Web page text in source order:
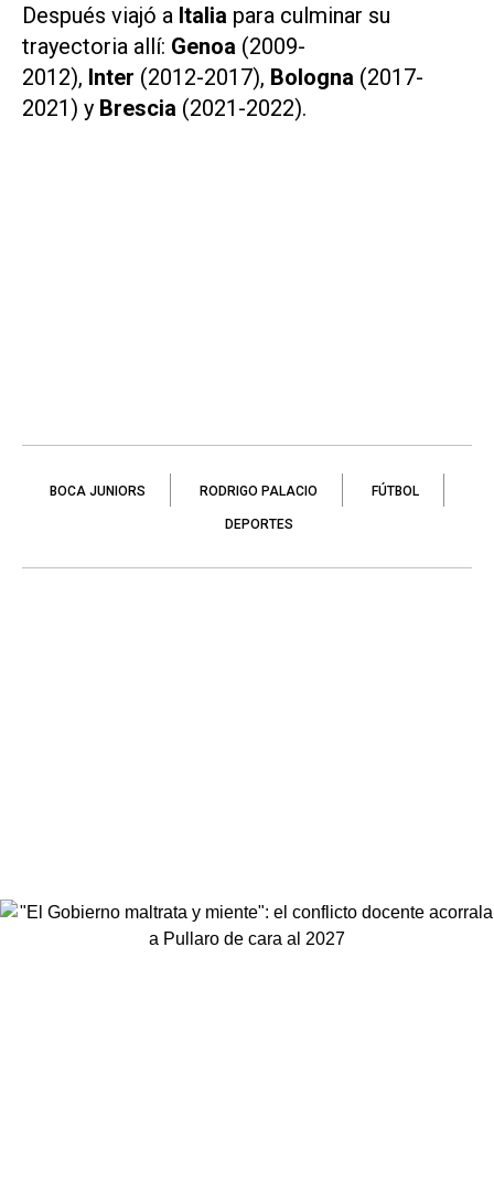
Después viajó a Italia para culminar su
trayectoria allí: Genoa (2009-
2012), Inter (2012-2017), Bologna (2017-
2021) y Brescia (2021-2022).
BOCA JUNIORS RODRIGO PALACIO FÚTBOL
DEPORTES